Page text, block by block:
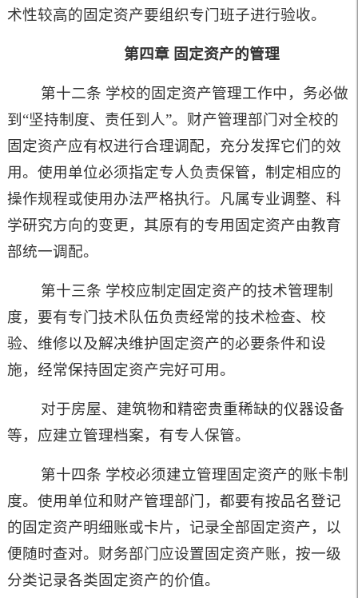
术性较高的固定资产要组织专门班子进行验收。
第四章 固定资产的管理
第十二条 学校的固定资产管理工作中，务必做
到 “坚持制度、责任到人”。财产管理部门对全校的
固定资产应有权进行合理调配，充分发挥它们的效
用。使用单位必须指定专人负责保管，制定相应的
操作规程或使用办法严格执行。凡属专业调整、科
学研究方向的变更，其原有的专用固定资产由教育
部统一调配。
第十三条 学校应制定固定资产的技术管理制
度，要有专门技术队伍负责经常的技术检查、校
验、维修以及解决维护固定资产的必要条件和设
施，经常保持固定资产完好可用。
对于房屋、建筑物和精密贵重稀缺的仪器设备
等，应建立管理档案，有专人保管。
第十四条 学校必须建立管理固定资产的账卡制
度。使用单位和财产管理部门，都要有按品名登记
的固定资产明细账或卡片，记录全部固定资产，以
便随时查对。财务部门应设置固定资产账，按一级
分类记录各类固定资产的价值。